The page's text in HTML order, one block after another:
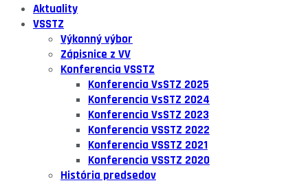
Aktuality
VSSTZ
Výkonný výbor
Zápisnice z VV
Konferencia VSSTZ
Konferencia VsSTZ 2025
Konferencia VsSTZ 2024
Konferencia VsSTZ 2023
Konferencia VSSTZ 2022
Konferencia VSSTZ 2021
Konferencia VSSTZ 2020
História predsedov